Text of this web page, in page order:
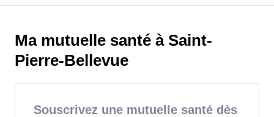
Ma mutuelle santé à Saint-
Pierre-Bellevue
Souscrivez une mutuelle santé dès